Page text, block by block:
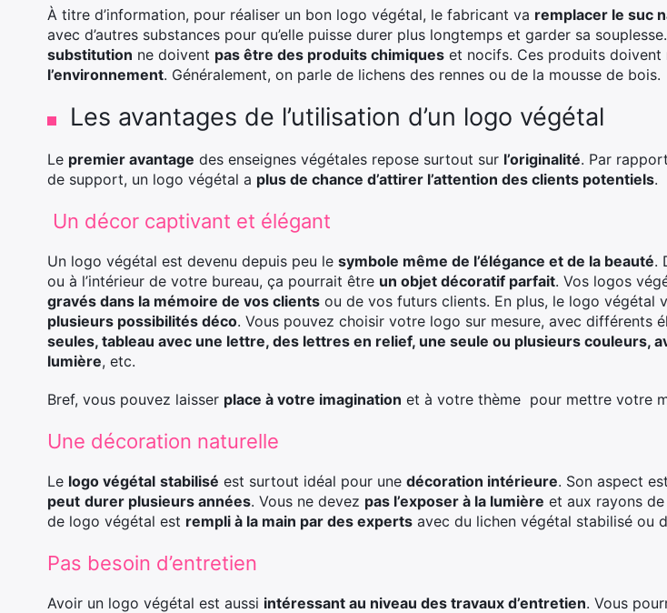
À titre d’information, pour réaliser un bon logo végétal, le fabricant va remplacer le suc
avec d’autres substances pour qu’elle puisse durer plus longtemps et garder sa
substitution ne doivent pas être des produits chimiques et nocifs. Ces produits doivent
l’environnement. Généralement, on parle de lichens des rennes ou de la mousse de bois.
Les avantages de l’utilisation d’un logo végétal
Le premier avantage des enseignes végétales repose surtout sur l’originalité. Par
de support, un logo végétal a plus de chance d’attirer l’attention des clients potentiels.
Un décor captivant et élégant
Un logo végétal est devenu depuis peu le symbole même de l’élégance et de la beauté.
ou à l’intérieur de votre bureau, ça pourrait être un objet décoratif parfait. Vos logos
gravés dans la mémoire de vos clients ou de vos futurs clients. En plus, le logo végétal
plusieurs possibilités déco. Vous pouvez choisir votre logo sur mesure, avec différents
seules, tableau avec une lettre, des lettres en relief, une seule ou plusieurs couleurs,
lumière, etc.
Bref, vous pouvez laisser place à votre imagination et à votre thème pour mettre votre
Une décoration naturelle
Le logo végétal stabilisé est surtout idéal pour une décoration intérieure. Son aspect est
peut durer plusieurs années. Vous ne devez pas l’exposer à la lumière et aux rayons
de logo végétal est rempli à la main par des experts avec du lichen végétal stabilisé ou
Pas besoin d’entretien
Avoir un logo végétal est aussi intéressant au niveau des travaux d’entretien. Vous